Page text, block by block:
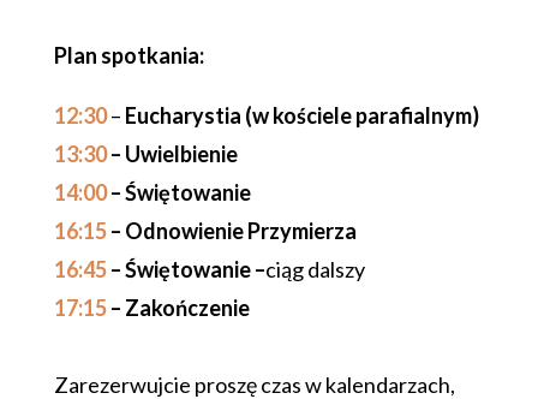
Plan spotkania:
12:30– Eucharystia (w kościele parafialnym)
13:30– Uwielbienie
14:00– Świętowanie
16:15– Odnowienie Przymierza
16:45– Świętowanie –ciąg dalszy
17:15– Zakończenie
Zarezerwujcie proszę czas w kalendarzach,